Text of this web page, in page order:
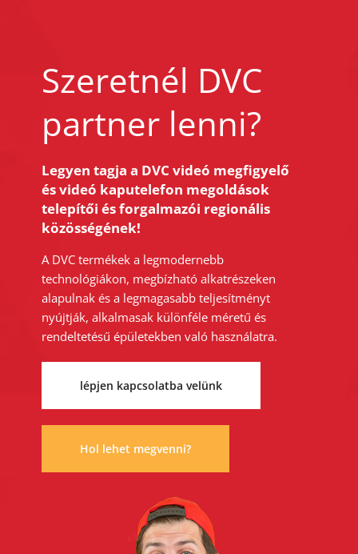
Szeretnél DVC
partner lenni?
Legyen tagja a DVC videó megfigyelő
és videó kaputelefon megoldások
telepítői és forgalmazói regionális
közösségének!
A DVC termékek a legmodernebb
technológiákon, megbízható alkatrészeken
alapulnak és a legmagasabb teljesítményt
nyújtják, alkalmasak különféle méretű és
rendeltetésű épületekben való használatra.
lépjen kapcsolatba velünk
Hol lehet megvenni?